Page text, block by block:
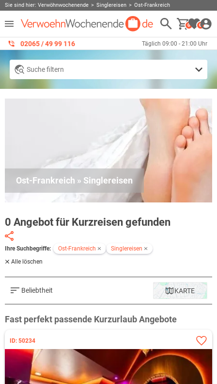
Sie sind hier: Verwöhnwochenende Singlereisen Ost-Frankreich
0 0
02065 / 49 ‌99 116 Täglich 09:00 - 21:00 Uhr
Suche filtern
Ost-Frankreich » Singlereisen
0 Angebot für Kurzreisen gefunden
Ihre Suchbegriffe: Ost-Frankreich
Singlereisen
Alle löschen
Beliebtheit KARTE
Fast perfekt passende Kurzurlaub Angebote
ID: 50234